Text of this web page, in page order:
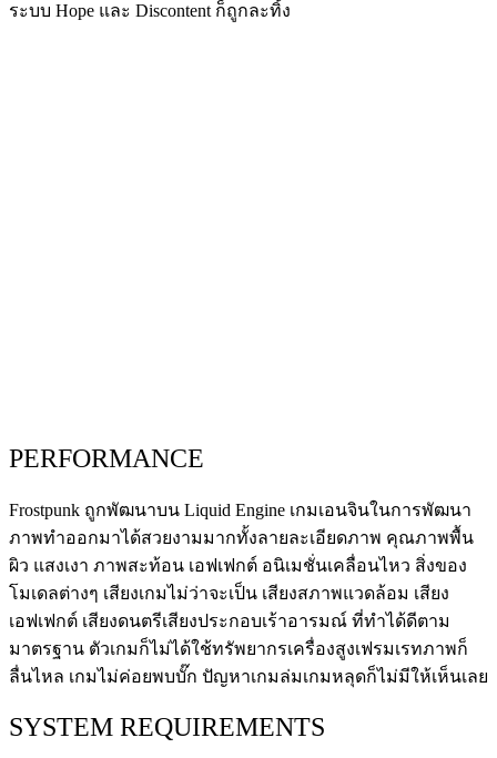
ระบบ Hope และ Discontent ก็ถูกละทิ้ง
PERFORMANCE
Frostpunk ถูกพัฒนาบน Liquid Engine เกมเอนจินในการพัฒนา
ภาพทำออกมาได้สวยงามมากทั้งลายละเอียดภาพ คุณภาพพื้น
ผิว แสงเงา ภาพสะท้อน เอฟเฟกต์ อนิเมชั่นเคลื่อนไหว สิ่งของ
โมเดลต่างๆ เสียงเกมไม่ว่าจะเป็น เสียงสภาพแวดล้อม เสียง
เอฟเฟกต์ เสียงดนตรีเสียงประกอบเร้าอารมณ์ ที่ทำได้ดีตาม
มาตรฐาน ตัวเกมก็ไม่ได้ใช้ทรัพยากรเครื่องสูงเฟรมเรทภาพก็
ลื่นไหล เกมไม่ค่อยพบบั๊ก ปัญหาเกมล่มเกมหลุดก็ไม่มีให้เห็นเลย
SYSTEM REQUIREMENTS